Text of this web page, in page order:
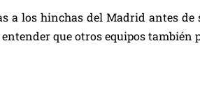
a los hinchas del Madrid antes
que otros equipos también